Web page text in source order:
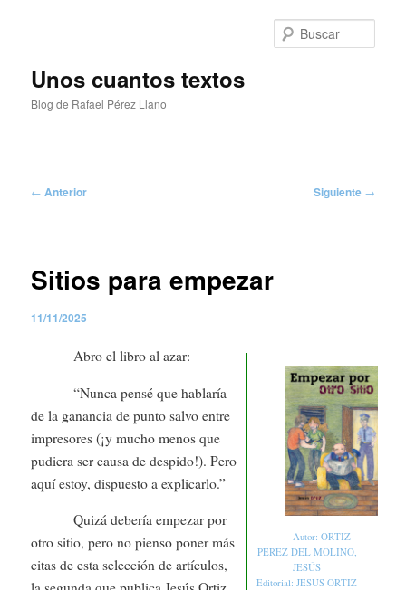
Unos cuantos textos
Blog de Rafael Pérez Llano
Navegación
← Anterior Siguiente →
Sitios para empezar
11/11/2025
Autor: ORTIZ
PÉREZ DEL MOLINO,
JESÚS
Editorial: JESUS ORTIZ
Abro el libro al azar:
“Nunca pensé que hablaría
de la ganancia de punto salvo entre
impresores (¡y mucho menos que
pudiera ser causa de despido!). Pero
aquí estoy, dispuesto a explicarlo.”
Quizá debería empezar por
otro sitio, pero no pienso poner más
citas de esta selección de artículos,